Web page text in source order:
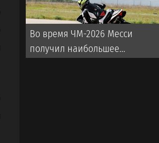
Во время ЧМ-2026 Месси
получил наибольшее